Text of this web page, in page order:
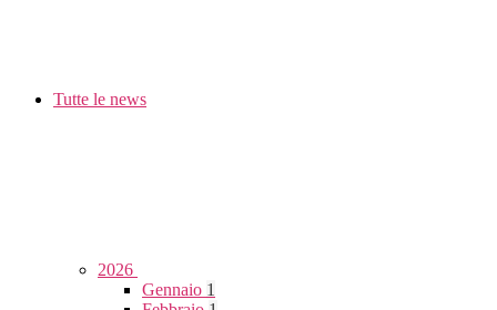
Tutte le news
2026
Gennaio 1